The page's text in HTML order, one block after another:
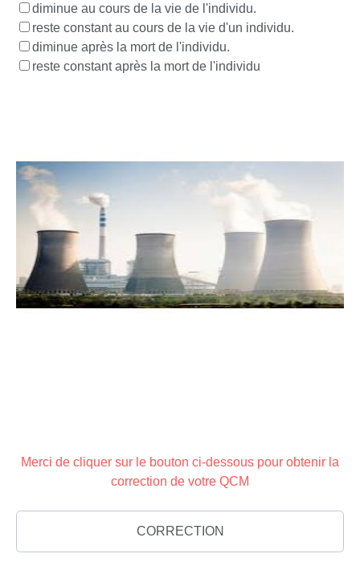
diminue au cours de la vie de l'individu.
reste constant au cours de la vie d'un individu.
diminue après la mort de l'individu.
reste constant après la mort de l'individu
Merci de cliquer sur le bouton ci-dessous pour obtenir la
correction de votre QCM